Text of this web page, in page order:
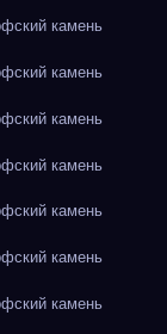
камень
камень
камень
камень
камень
камень
камень